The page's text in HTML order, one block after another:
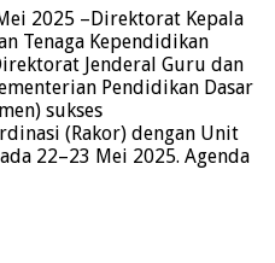
2025 –Direktorat Kepala
Tenaga Kependidikan
Jenderal Guru dan
Pendidikan Dasar
sukses
(Rakor) dengan Unit
22–23 Mei 2025. Agenda